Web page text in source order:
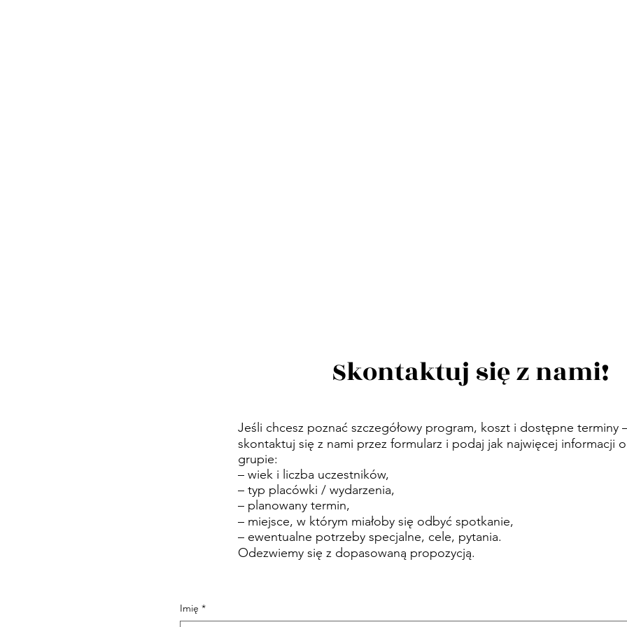
Skontaktuj się z nami!
Jeśli chcesz poznać szczegółowy program, koszt i dostępne terminy
skontaktuj się z nami przez formularz i podaj jak najwięcej informacji
grupie:
– wiek i liczba uczestników,
– typ placówki / wydarzenia,
– planowany termin,
– miejsce, w którym miałoby się odbyć spotkanie,
– ewentualne potrzeby specjalne, cele, pytania.
Odezwiemy się z dopasowaną propozycją.
Imię *